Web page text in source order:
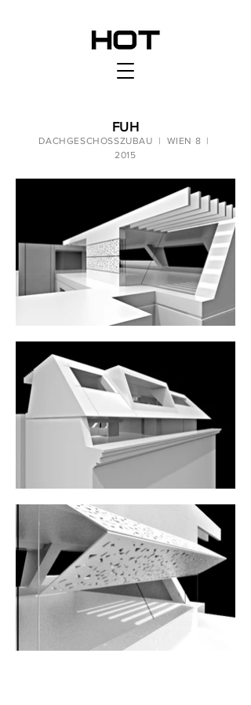
FUH
DACHGESCHOSSZUBAU | WIEN 8 |
2015